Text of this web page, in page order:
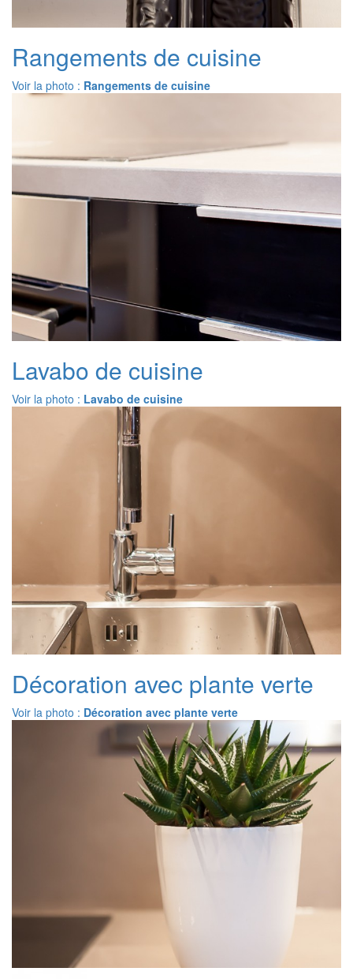
Rangements de cuisine
Voir la photo : Rangements de cuisine
Lavabo de cuisine
Voir la photo : Lavabo de cuisine
Décoration avec plante verte
Voir la photo : Décoration avec plante verte